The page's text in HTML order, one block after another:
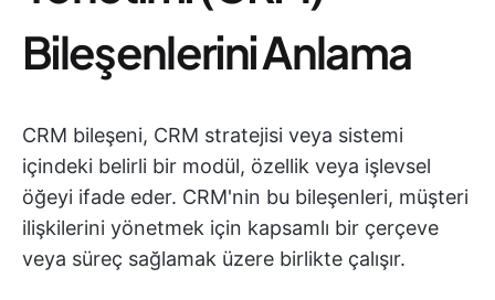
Bileşenlerini Anlama
CRM bileşeni, CRM stratejisi veya sistemi
içindeki belirli bir modül, özellik veya işlevsel
öğeyi ifade eder. CRM'nin bu bileşenleri, müşteri
ilişkilerini yönetmek için kapsamlı bir çerçeve
veya süreç sağlamak üzere birlikte çalışır.